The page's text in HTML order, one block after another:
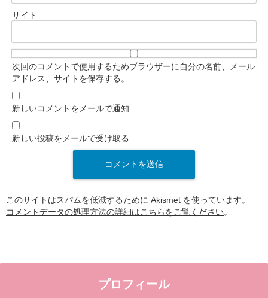
サイト
次回のコメントで使用するためブラウザーに自分の名前、メール
アドレス、サイトを保存する。
新しいコメントをメールで通知
新しい投稿をメールで受け取る
このサイトはスパムを低減するために Akismet を使っています。
コメントデータの処理方法の詳細はこちらをご覧ください。
プロフィール